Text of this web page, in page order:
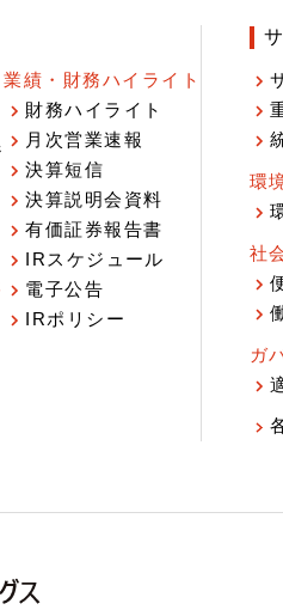
業績・財務ハイライト
財務ハイライト
月次営業速報
決算短信
決算説明会資料
有価証券報告書
IRスケジュール
電子公告
IRポリシー
環
社
ガ